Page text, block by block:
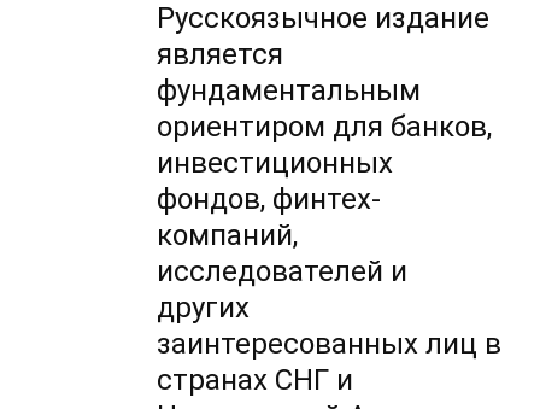
Русскоязычное издание
является
фундаментальным
ориентиром для банков,
инвестиционных
фондов, финтех-
компаний,
исследователей и
других
заинтересованных лиц в
странах СНГ и